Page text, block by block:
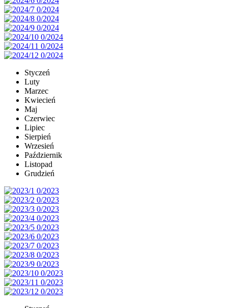
Styczeń
Luty
Marzec
Kwiecień
Maj
Czerwiec
Lipiec
Sierpień
Wrzesień
Październik
Listopad
Grudzień